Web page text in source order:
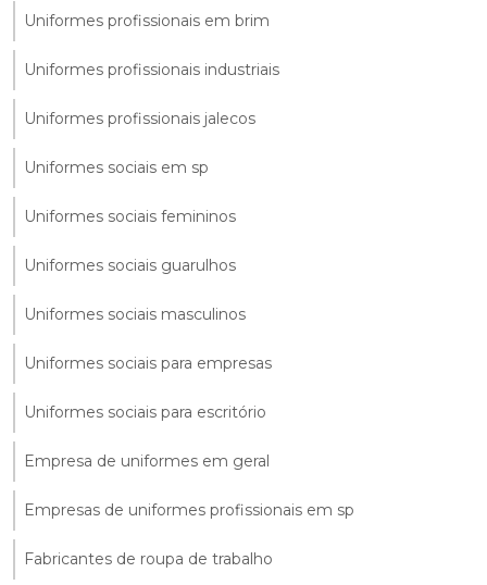
Uniformes profissionais em brim
Uniformes profissionais industriais
Uniformes profissionais jalecos
Uniformes sociais em sp
Uniformes sociais femininos
Uniformes sociais guarulhos
Uniformes sociais masculinos
Uniformes sociais para empresas
Uniformes sociais para escritório
Empresa de uniformes em geral
Empresas de uniformes profissionais em sp
Fabricantes de roupa de trabalho